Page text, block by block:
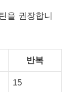
을 권장합니
반복
15